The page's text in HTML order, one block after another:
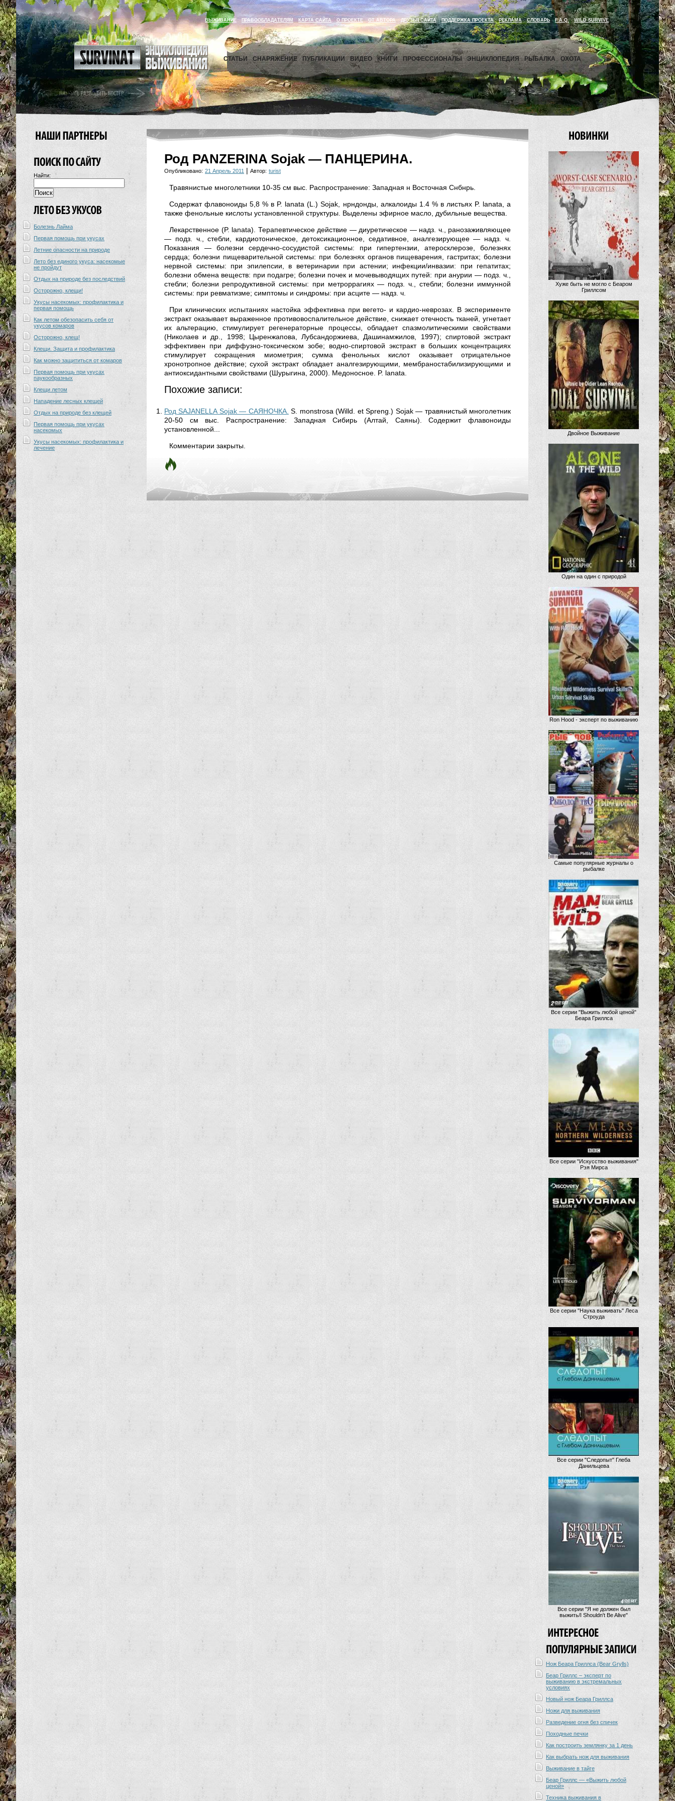
ВЫЖИВАНИЕ ПРАВООБЛАДАТЕЛЯМ КАРТА САЙТА О ПРОЕКТЕ ОТ АВТОРА ДРУЗЬЯ САЙТА ПОДДЕРЖКА ПРОЕКТА РЕКЛАМА СЛОВАРЬ F.A.Q. WILD SURVIVE
СТАТЬИ СНАРЯЖЕНИЕ ПУБЛИКАЦИИ ВИДЕО КНИГИ ПРОФЕССИОНАЛЫ ЭНЦИКЛОПЕДИЯ РЫБАЛКА ОХОТА
Найти:
Болезнь Лайма
Первая помощь при укусах
Летние опасности на природе
Лето без единого укуса: насекомые
не пройдут
Отдых на природе без последствий
Осторожно, клещи!
Укусы насекомых: профилактика и
первая помощь
Как летом обезопасить себя от
укусов комаров
Осторожно, клещ!
Клещи. Защита и профилактика
Как можно защититься от комаров
Первая помощь при укусах
паукообразных
Клещи летом
Нападение лесных клещей
Отдых на природе без клещей
Первая помощь при укусах
насекомых
Укусы насекомых: профилактика и
лечение
Род PANZERINA Sojak — ПАНЦЕРИНА.
Опубликовано: 21 Апрель 2011 | Автор: turist
Травянистые многолетники 10-35 см выс. Распространение: Западная н Восточная Снбнрь.
Содержат флавоноиды 5,8 % в P. lanata (L.) Sojak, нрндонды, алкалоиды 1.4 % в листьях P. lanata, а
также фенольные кислоты установленной структуры. Выделены эфирное масло, дубильные вещества.
Лекарственное (P. lanata). Терапевтическое действие — диуретическое — надз. ч., ранозаживляющее
— подз. ч., стебли, кардиотоническое, детоксикационное, седативное, аналгезирующее — надз. ч.
Показания — болезни сердечно-сосудистой системы: при гипертензии, атеросклерозе, болезнях
сердца; болезни пищеварительной системы: при болезнях органов пищеварения, гастритах; болезни
нервной системы: при эпилепсии, в ветеринарии при астении; инфекции/инвазии: при гепатитах;
болезни обмена веществ: при подагре; болезни почек и мочевыводящих путей: при анурии — подз. ч.,
стебли; болезни репродуктивной системы: при метроррагиях — подз. ч., стебли; болезни иммунной
системы: при ревматизме; симптомы и синдромы: при асците — надз. ч.
При клинических испытаниях настойка эффективна при вегето- и кардио-неврозах. В эксперименте
экстракт оказывает выраженное противовоспалительное действие, снижает отечность тканей, угнетает
их альтерацию, стимулирует регенераторные процессы, обладает спазмолитическими свойствами
(Николаев и др., 1998; Цыренжапова, Лубсандоржиева, Дашинамжилов, 1997); спиртовой экстракт
эффективен при диффузно-токсическом зобе; водно-спиртовой экстракт в больших концентрациях
стимулирует сокращения миометрия; сумма фенольных кислот оказывает отрицательное
хронотропное действие; сухой экстракт обладает аналгезирующими, мембраностабилизирующими и
антиоксидантными свойствами (Шурыгина, 2000). Медоносное. P. lanata.
Похожие записи:
Род SAJANELLA Sojak — САЯНОЧКА. S. monstrosa (Willd. et Spreng.) Sojak — травянистый многолетник
20-50 см выс. Распространение: Западная Сибирь (Алтай, Саяны). Содержит флавоноиды
установленной...
Комментарии закрыты.
Хуже быть не могло с Беаром
Гриллсом
Двойное Выживание
Один на один с природой
Ron Hood - эксперт по выживанию
Самые популярные журналы о
рыбалке
Все серии "Выжить любой ценой"
Беара Гриллса
Все серии "Искусство выживания"
Рэя Мирса
Все серии "Наука выживать" Леса
Строуда
Все серии "Следопыт" Глеба
Данильцева
Все серии "Я не должен был
выжить/I Shouldn't Be Alive"
Нож Беара Гриллса (Bear Grylls)
Беар Гриллс – эксперт по
выживанию в экстремальных
условиях
Новый нож Беара Гриллса
Ножи для выживания
Разведение огня без спичек
Походные печки
Как построить землянку за 1 день
Как выбрать нож для выживания
Выживание в тайге
Беар Гриллс — «Выжить любой
ценой»
Техника выживания в